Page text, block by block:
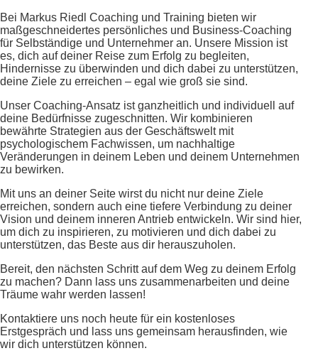
Bei Markus Riedl Coaching und Training bieten wir
maßgeschneidertes persönliches und Business-Coaching
für Selbständige und Unternehmer an. Unsere Mission ist
es, dich auf deiner Reise zum Erfolg zu begleiten,
Hindernisse zu überwinden und dich dabei zu unterstützen,
deine Ziele zu erreichen – egal wie groß sie sind.
Unser Coaching-Ansatz ist ganzheitlich und individuell auf
deine Bedürfnisse zugeschnitten. Wir kombinieren
bewährte Strategien aus der Geschäftswelt mit
psychologischem Fachwissen, um nachhaltige
Veränderungen in deinem Leben und deinem Unternehmen
zu bewirken.
Mit uns an deiner Seite wirst du nicht nur deine Ziele
erreichen, sondern auch eine tiefere Verbindung zu deiner
Vision und deinem inneren Antrieb entwickeln. Wir sind hier,
um dich zu inspirieren, zu motivieren und dich dabei zu
unterstützen, das Beste aus dir herauszuholen.
Bereit, den nächsten Schritt auf dem Weg zu deinem Erfolg
zu machen? Dann lass uns zusammenarbeiten und deine
Träume wahr werden lassen!
Kontaktiere uns noch heute für ein kostenloses
Erstgespräch und lass uns gemeinsam herausfinden, wie
wir dich unterstützen können.